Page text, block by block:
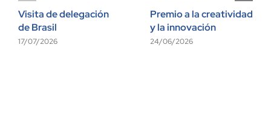
Visita de delegación
de Brasil
17/07/2026
Premio a la creatividad
y la innovación
24/06/2026